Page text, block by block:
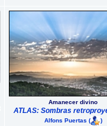
Amanecer divino
ATLAS: Sombras
Alfons Puertas ( )